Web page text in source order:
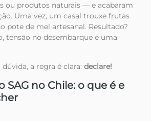
ou produtos naturais — e acabaram
Uma vez, um casal trouxe frutas
pote de mel artesanal. Resultado?
tensão no desembarque e uma
a regra é clara: declare!
SAG no Chile: o que é e